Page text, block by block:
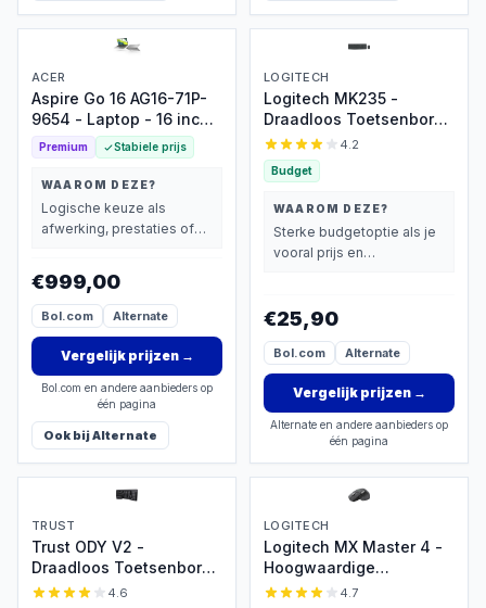
ACER
Aspire Go 16 AG16-71P-
9654 - Laptop - 16 inch -
i9 - 32GB - 1TB SSD -
Verlicht toetsenbord -
Zilver
Premium Stabiele prijs
WAAROM DEZE?
Logische keuze als
afwerking, prestaties of
€999,00
Bol.com Alternate
Vergelijk prijzen→
Bol.com en andere aanbieders op
één pagina
Ook bijAlternate
LOGITECH
Logitech MK235 -
Draadloos Toetsenbord
en Muis
4.2
Budget
WAAROM DEZE?
Sterke budgetoptie als je
vooral prijs en
€25,90
Bol.com Alternate
Vergelijk prijzen→
Alternate en andere aanbieders op
één pagina
TRUST
Trust ODY V2 -
Draadloos Toetsenbord
en Muis
4.6
LOGITECH
Logitech MX Master 4 -
Hoogwaardige
Draadloze Muis
4.7